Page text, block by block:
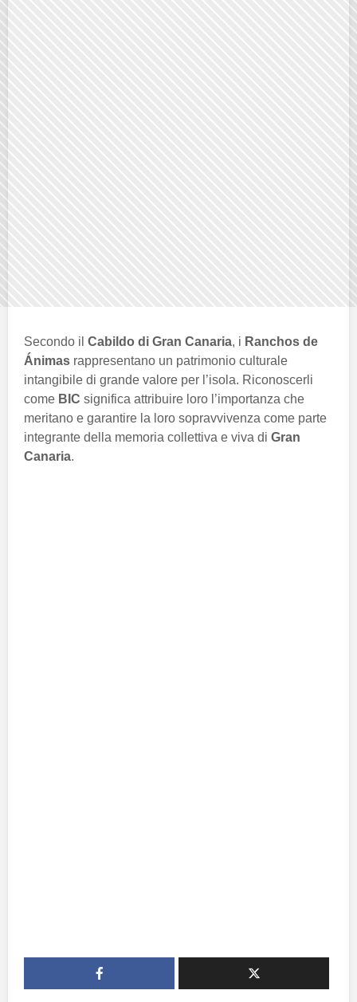
Secondo il Cabildo di Gran Canaria, i Ranchos de
Ánimas rappresentano un patrimonio culturale
intangibile di grande valore per l’isola. Riconoscerli
come BIC significa attribuire loro l’importanza che
meritano e garantire la loro sopravvivenza come parte
integrante della memoria collettiva e viva di Gran
Canaria.